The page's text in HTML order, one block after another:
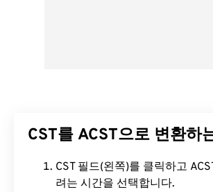
CST를 ACST으로 변환하
CST 필드(왼쪽)를 클릭하고
려는 시간을 선택합니다.